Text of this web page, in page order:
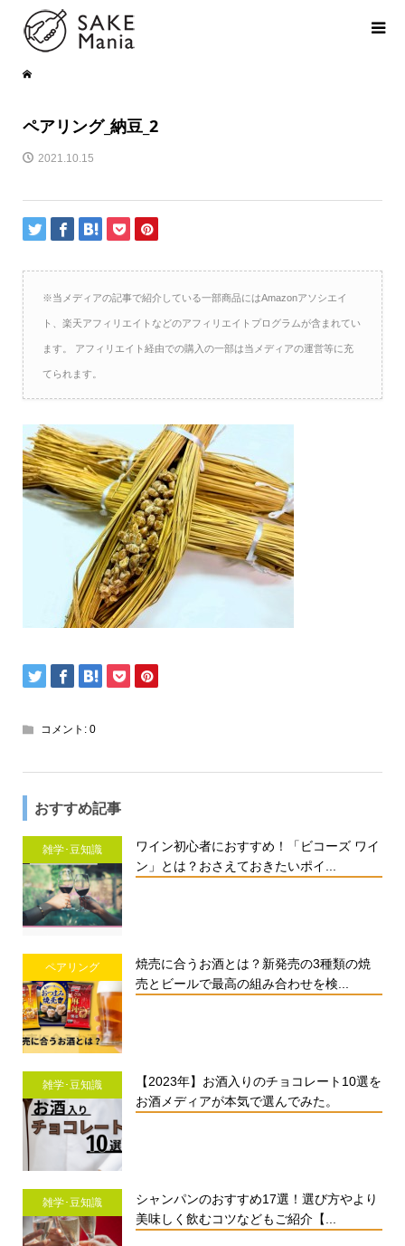
ペアリング_納豆_2
2021.10.15
※当メディアの記事で紹介している一部商品にはAmazonアソシエイ
ト、楽天アフィリエイトなどのアフィリエイトプログラムが含まれてい
ます。 アフィリエイト経由での購入の一部は当メディアの運営等に充
てられます。
コメント: 0
おすすめ記事
雑学･豆知識
ワイン初心者におすすめ！「ビコーズ ワイ
ン」とは？おさえておきたいポイ...
ペアリング
焼売に合うお酒とは？新発売の3種類の焼
売とビールで最高の組み合わせを検...
雑学･豆知識
【2023年】お酒入りのチョコレート10選を
お酒メディアが本気で選んでみた。
雑学･豆知識
シャンパンのおすすめ17選！選び方やより
美味しく飲むコツなどもご紹介【...